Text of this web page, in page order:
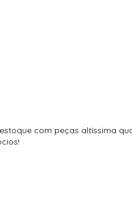
com peças altíssima